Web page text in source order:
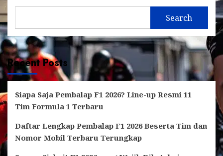
Search
Recent Posts
Siapa Saja Pembalap F1 2026? Line-up Resmi 11
Tim Formula 1 Terbaru
Daftar Lengkap Pembalap F1 2026 Beserta Tim dan
Nomor Mobil Terbaru Terungkap